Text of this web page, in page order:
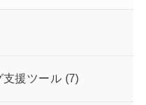
支援ツール (7)